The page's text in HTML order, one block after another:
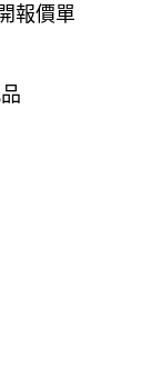
報價單